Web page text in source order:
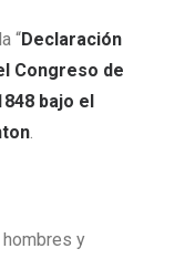
“Declaración
Congreso de
bajo el
.
y